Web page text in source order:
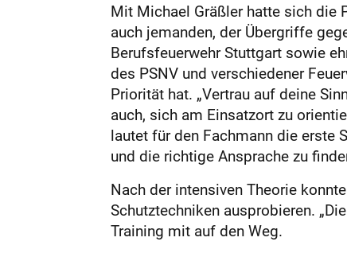
Mit Michael Gräßler hatte sich die
auch jemanden, der Übergriffe
Berufsfeuerwehr Stuttgart sowie
des PSNV und verschiedener
Priorität hat. „Vertrau auf deine
auch, sich am Einsatzort zu
lautet für den Fachmann die erste
und die richtige Ansprache zu
Nach der intensiven Theorie
Schutztechniken ausprobieren.
Training mit auf den Weg.